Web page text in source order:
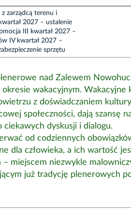
z zarządcą terenu i
2027 – ustalenie
III kwartał 2027 –
IV kwartał 2027 –
sprzętu
nad Zalewem
wakacyjnym. Wakacyjne
z doświadczaniem
społeczności, dają szansę
ciekawych dyskusji i dialogu.
od codziennych
dla człowieka, a ich wartość
miejscem niezwykle
już tradycję plenerowych